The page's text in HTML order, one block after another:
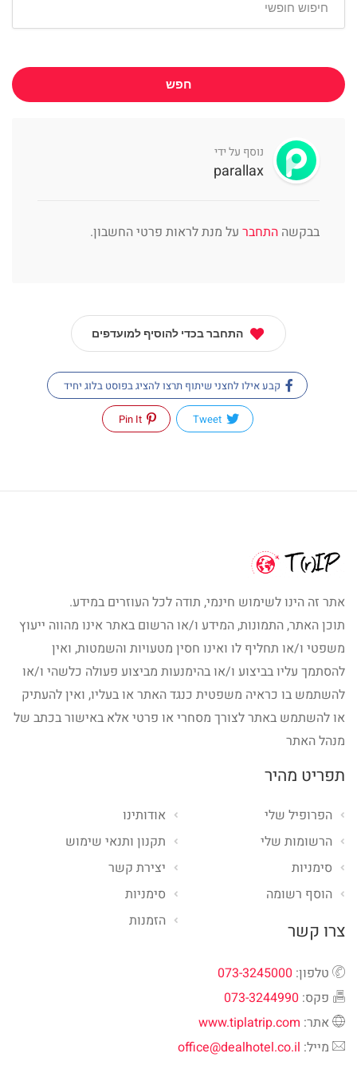
חפש
נוסף על ידי
parallax
בבקשה התחבר על מנת לראות פרטי החשבון.
התחבר בכדי להוסיף למועדפים
קבע אילו לחצני שיתוף תרצו להציג בפוסט בלוג יחיד
Tweet
Pin It
אתר זה הינו לשימוש חינמי, תודה לכל העוזרים במידע.
תוכן האתר, התמונות, המידע ו/או הרשום באתר אינו מהווה ייעוץ
משפטי ו/או תחליף לו ואינו חסין מטעויות והשמטות, ואין
להסתמך עליו בביצוע ו/או בהימנעות מביצוע פעולה כלשהי ו/או
להשתמש בו כראיה משפטית כנגד האתר או בעליו, ואין להעתיק
או להשתמש באתר לצורך מסחרי או פרטי אלא באישור בכתב של
מנהל האתר
תפריט מהיר
אודותינו
תקנון ותנאי שימוש
יצירת קשר
סימניות
הזמנות
הפרופיל שלי
הרשומות שלי
סימניות
הוסף רשומה
צרו קשר
טלפון: 073-3245000
פקס: 073-3244990
אתר: www.tiplatrip.com
מייל: office@dealhotel.co.il